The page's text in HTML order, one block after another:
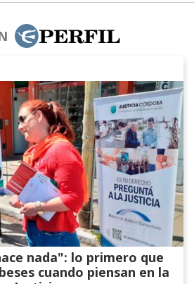
nada": lo primero que
cuando piensan en la